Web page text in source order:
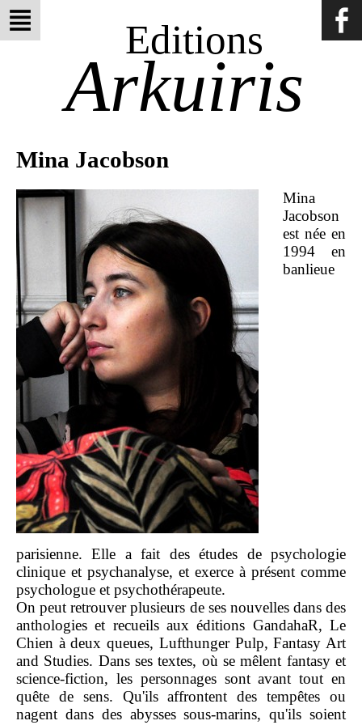
Editions
Arkuiris
Mina Jacobson
Mina
Jacobson
est née en
1994 en
banlieue
parisienne. Elle a fait des études de psychologie
clinique et psychanalyse, et exerce à présent comme
psychologue et psychothérapeute.
On peut retrouver plusieurs de ses nouvelles dans des
anthologies et recueils aux éditions GandahaR, Le
Chien à deux queues, Lufthunger Pulp, Fantasy Art
and Studies. Dans ses textes, où se mêlent fantasy et
science-fiction, les personnages sont avant tout en
quête de sens. Qu'ils affrontent des tempêtes ou
nagent dans des abysses sous-marins, qu'ils soient